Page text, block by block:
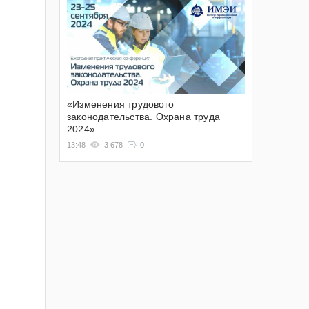
«Изменения трудового
законодательства. Охрана труда
2024»
13:48 3 678 0